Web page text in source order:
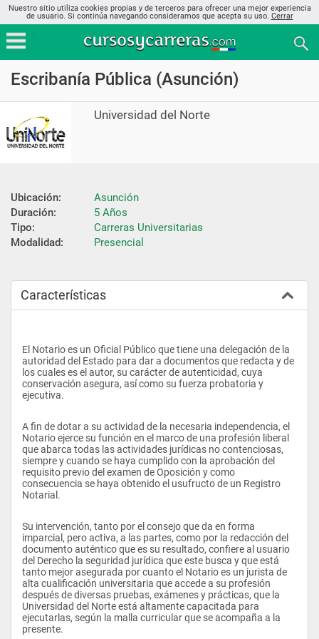
Nuestro sitio utiliza cookies propias y de terceros para ofrecer una mejor experiencia
de usuario. Si continúa navegando consideramos que acepta su uso. Cerrar
Escribanía Pública (Asunción)
Universidad del Norte
Ubicación:
Asunción
Duración:
5 Años
Tipo:
Carreras Universitarias
Modalidad:
Presencial
Características
El Notario es un Oficial Público que tiene una delegación de la
autoridad del Estado para dar a documentos que redacta y de
los cuales es el autor, su carácter de autenticidad, cuya
conservación asegura, así como su fuerza probatoria y
ejecutiva.
A fin de dotar a su actividad de la necesaria independencia, el
Notario ejerce su función en el marco de una profesión liberal
que abarca todas las actividades jurídicas no contenciosas,
siempre y cuando se haya cumplido con la aprobación del
requisito previo del examen de Oposición y como
consecuencia se haya obtenido el usufructo de un Registro
Notarial.
Su intervención, tanto por el consejo que da en forma
imparcial, pero activa, a las partes, como por la redacción del
documento auténtico que es su resultado, confiere al usuario
del Derecho la seguridad jurídica que este busca y que está
tanto mejor asegurada por cuanto el Notario es un jurista de
alta cualificación universitaria que accede a su profesión
después de diversas pruebas, exámenes y prácticas, que la
Universidad del Norte está altamente capacitada para
ejecutarlas, según la malla curricular que se acompaña a la
presente.